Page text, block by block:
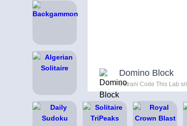
Domino Block
s strani Code This Lab srl